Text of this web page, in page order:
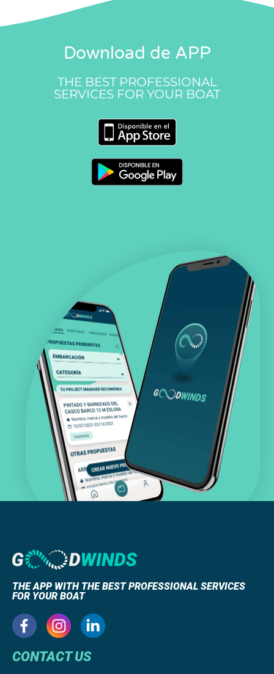
Download de APP
THE BEST PROFESSIONAL
SERVICES FOR YOUR BOAT
THE APP WITH THE BEST PROFESSIONAL SERVICES
FOR YOUR BOAT
CONTACT US